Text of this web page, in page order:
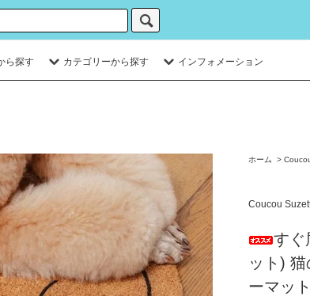
ら探す カテゴリーから探す インフォメーション
ホーム >
Coucou
すぐ
ット)
ーマット